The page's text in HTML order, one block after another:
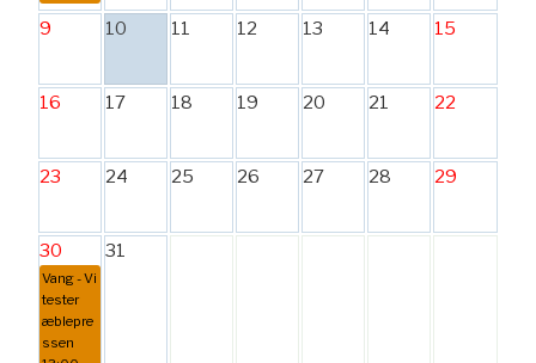
9 10 11 12 13 14 15
16 17 18 19 20 21 22
23 24 25 26 27 28 29
30
Vang - Vi
tester
æblepre
ssen
31